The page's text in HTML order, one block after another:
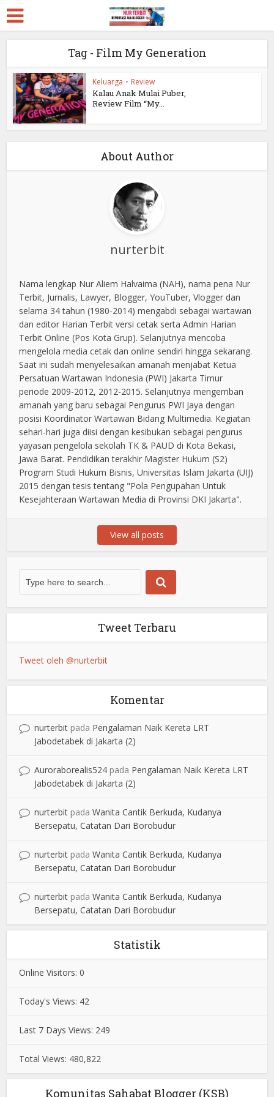
Tag - Film My Generation
Keluarga • Review
Kalau Anak Mulai Puber,
Review Film “My...
About Author
nurterbit
Nama lengkap Nur Aliem Halvaima (NAH), nama pena Nur
Terbit, Jurnalis, Lawyer, Blogger, YouTuber, Vlogger dan
selama 34 tahun (1980-2014) mengabdi sebagai wartawan
dan editor Harian Terbit versi cetak serta Admin Harian
Terbit Online (Pos Kota Grup). Selanjutnya mencoba
mengelola media cetak dan online sendiri hingga sekarang.
Saat ini sudah menyelesaikan amanah menjabat Ketua
Persatuan Wartawan Indonesia (PWI) Jakarta Timur
periode 2009-2012, 2012-2015. Selanjutnya mengemban
amanah yang baru sebagai Pengurus PWI Jaya dengan
posisi Koordinator Wartawan Bidang Multimedia. Kegiatan
sehari-hari juga diisi dengan kesibukan sebagai pengurus
yayasan pengelola sekolah TK & PAUD di Kota Bekasi,
Jawa Barat. Pendidikan terakhir Magister Hukum (S2)
Program Studi Hukum Bisnis, Universitas Islam Jakarta (UIJ)
2015 dengan tesis tentang "Pola Pengupahan Untuk
Kesejahteraan Wartawan Media di Provinsi DKI Jakarta".
View all posts
Tweet Terbaru
Tweet oleh @nurterbit
Komentar
nurterbit pada Pengalaman Naik Kereta LRT
Jabodetabek di Jakarta (2)
Auroraborealis524 pada Pengalaman Naik Kereta LRT
Jabodetabek di Jakarta (2)
nurterbit padaWanita Cantik Berkuda, Kudanya
Bersepatu, Catatan Dari Borobudur
nurterbit padaWanita Cantik Berkuda, Kudanya
Bersepatu, Catatan Dari Borobudur
nurterbit padaWanita Cantik Berkuda, Kudanya
Bersepatu, Catatan Dari Borobudur
Statistik
Online Visitors:0
Today's Views: 42
Last 7 Days Views: 249
Total Views: 480,822
Komunitas Sahabat Blogger (KSB)